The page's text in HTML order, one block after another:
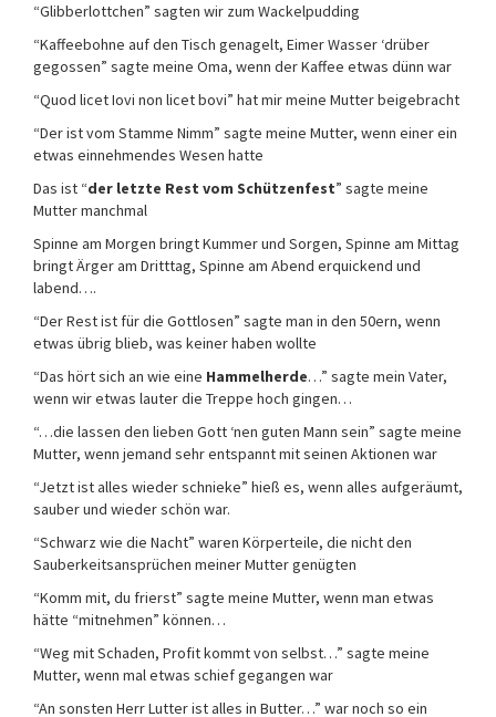
“Glibberlottchen” sagten wir zum Wackelpudding
“Kaffeebohne auf den Tisch genagelt, Eimer Wasser ‘drüber
gegossen” sagte meine Oma, wenn der Kaffee etwas dünn war
“Quod licet Iovi non licet bovi” hat mir meine Mutter beigebracht
“Der ist vom Stamme Nimm” sagte meine Mutter, wenn einer ein
etwas einnehmendes Wesen hatte
Das ist “der letzte Rest vom Schützenfest” sagte meine
Mutter manchmal
Spinne am Morgen bringt Kummer und Sorgen, Spinne am Mittag
bringt Ärger am Dritttag, Spinne am Abend erquickend und
labend….
“Der Rest ist für die Gottlosen” sagte man in den 50ern, wenn
etwas übrig blieb, was keiner haben wollte
“Das hört sich an wie eine Hammelherde…” sagte mein Vater,
wenn wir etwas lauter die Treppe hoch gingen…
“…die lassen den lieben Gott ‘nen guten Mann sein” sagte meine
Mutter, wenn jemand sehr entspannt mit seinen Aktionen war
“Jetzt ist alles wieder schnieke” hieß es, wenn alles aufgeräumt,
sauber und wieder schön war.
“Schwarz wie die Nacht” waren Körperteile, die nicht den
Sauberkeitsansprüchen meiner Mutter genügten
“Komm mit, du frierst” sagte meine Mutter, wenn man etwas
hätte “mitnehmen” können…
“Weg mit Schaden, Profit kommt von selbst…” sagte meine
Mutter, wenn mal etwas schief gegangen war
“An sonsten Herr Lutter ist alles in Butter…” war noch so ein